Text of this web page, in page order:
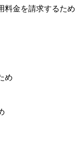
料金を請求するため
め